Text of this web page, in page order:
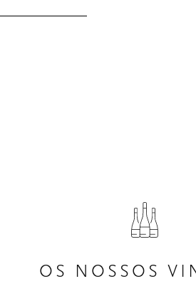
HOME
01 QUINTA DE
OS NOSSOS